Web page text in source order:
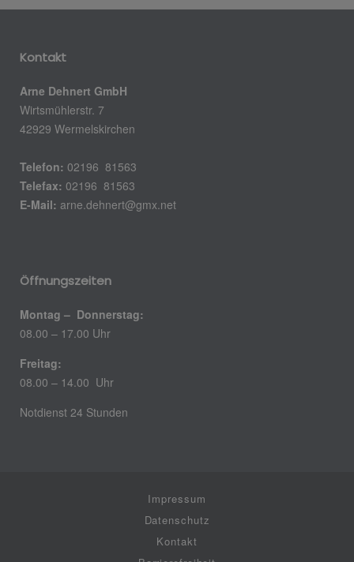
Kontakt
Arne Dehnert GmbH
Wirtsmühlerstr. 7
42929 Wermelskirchen
Telefon: 02196 81563
Telefax: 02196 81563
E-Mail: arne.dehnert@gmx.net
Öffnungszeiten
Montag – Donnerstag:
08.00 – 17.00 Uhr
Freitag:
08.00 – 14.00 Uhr
Notdienst 24 Stunden
Impressum
Datenschutz
Kontakt